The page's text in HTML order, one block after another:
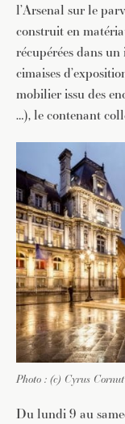
l’Arsenal sur le
construit en
récupérées dans
cimaises
mobilier issu des
…), le contenant
Photo : (c) Cyrus Cornut
Du lundi 9 au